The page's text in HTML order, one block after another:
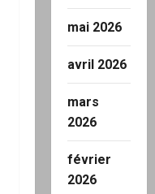
mai 2026
avril 2026
mars
2026
février
2026